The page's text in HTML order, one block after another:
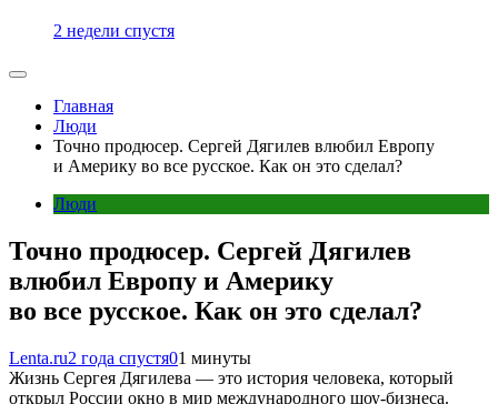
2 недели спустя
Главная
Люди
Точно продюсер. Сергей Дягилев влюбил Европу
и Америку во все русское. Как он это сделал?
Люди
Точно продюсер. Сергей Дягилев
влюбил Европу и Америку
во все русское. Как он это сделал?
Lenta.ru2 года спустя01 минуты
Жизнь Сергея Дягилева — это история человека, который
открыл России окно в мир международного шоу-бизнеса.